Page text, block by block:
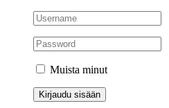
Muista minut